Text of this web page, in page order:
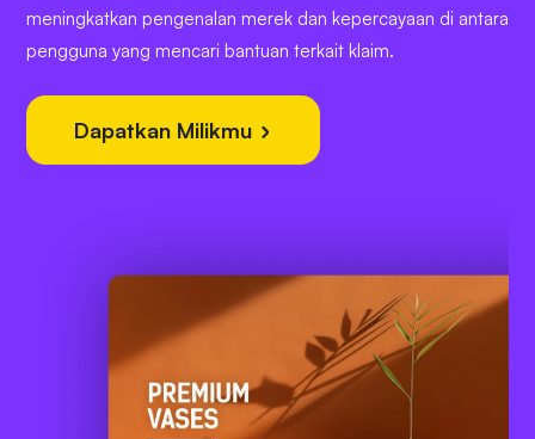
meningkatkan pengenalan merek dan kepercayaan di antara
pengguna yang mencari bantuan terkait klaim.
Dapatkan Milikmu